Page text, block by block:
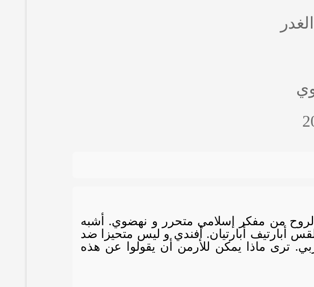
من مفكر إسلامي متحرر و نهضوي. أشبه
أبارتيف أبارتيان. أفندي و ليس متحيزا ضد
ترى ماذا يمكن للأرمن أن يقولوا عن هذه